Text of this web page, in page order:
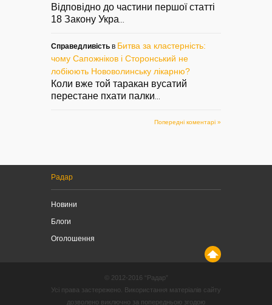
Відповідно до частини першої статті
18 Закону Укра
Справедливість в Битва за кластерність:
чому Сапожніков і Сторонський не
лобіюють Нововолинську лікарню?
Коли вже той таракан вусатий
перестане пхати палки
Попередні коментарі »
Радар
Новини
Блоги
Оголошення
© 2012-2016 “Радар”
Усі права застережено. Використання матеріалів сайту
дозволено виключно за попередньою згодою